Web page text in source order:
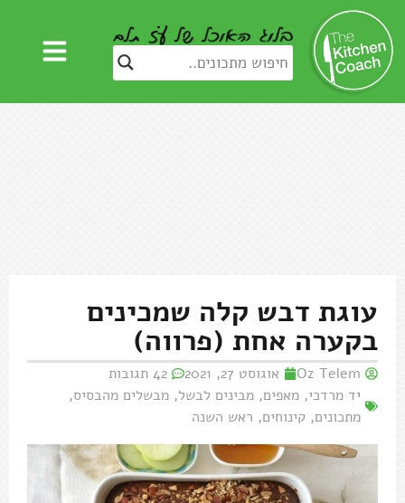
עוגת דבש קלה שמכינים
בקערה אחת (פרווה)
Oz Telem אוגוסט 27, 2021
42 תגובות
יד מרדכי, מאפים, מבינים לבשל, מבשלים מהבסיס,
מתכונים, קינוחים, ראש השנה